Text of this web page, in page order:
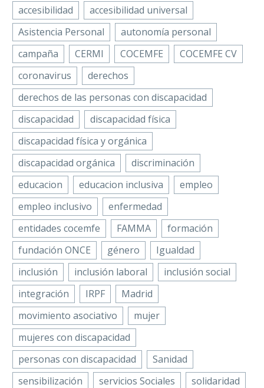
accesibilidad
accesibilidad universal
Asistencia Personal
autonomía personal
campaña
CERMI COCEMFE
COCEMFE CV
coronavirus
derechos
derechos de las personas con discapacidad
discapacidad
discapacidad física
discapacidad física y orgánica
discapacidad orgánica
discriminación
educacion
educacion inclusiva
empleo
empleo inclusivo
enfermedad
entidades cocemfe
FAMMA
formación
fundación ONCE
género
Igualdad
inclusión
inclusión laboral
inclusión social
integración
IRPF
Madrid
movimiento asociativo
mujer
mujeres con discapacidad
personas con discapacidad
Sanidad
sensibilización
servicios Sociales
solidaridad